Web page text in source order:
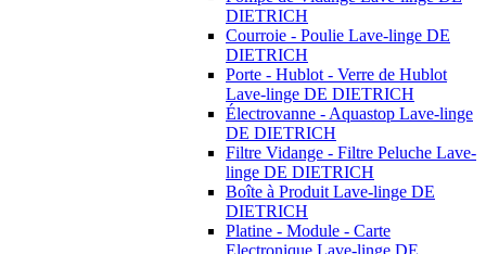
DIETRICH
Courroie - Poulie Lave-linge DE
DIETRICH
Porte - Hublot - Verre de Hublot
Lave-linge DE DIETRICH
Électrovanne - Aquastop Lave-linge
DE DIETRICH
Filtre Vidange - Filtre Peluche Lave-
linge DE DIETRICH
Boîte à Produit Lave-linge DE
DIETRICH
Platine - Module - Carte
Electronique Lave-linge DE